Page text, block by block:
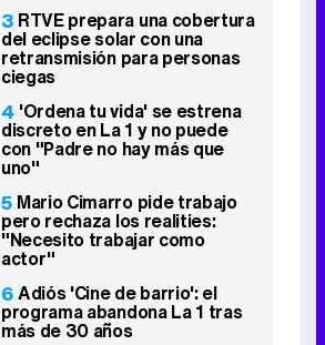
3 RTVE prepara una cobertura
del eclipse solar con una
retransmisión para personas
ciegas
4 'Ordena tu vida' se estrena
discreto en La 1 y no puede
con "Padre no hay más que
uno"
5 Mario Cimarro pide trabajo
pero rechaza los realities:
"Necesito trabajar como
actor"
6Adiós 'Cine de barrio': el
programa abandona La 1 tras
más de 30 años